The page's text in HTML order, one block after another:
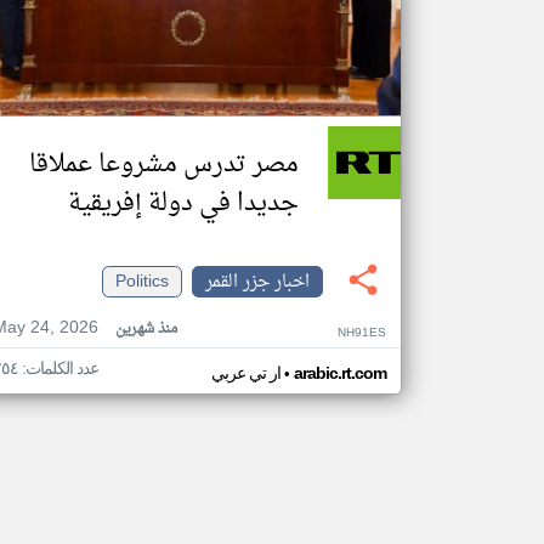
مصر تدرس مشروعا عملاقا
جديدا في دولة إفريقية
اخبار جزر القمر
Politics
24, 2026
منذ شهرين NH91ES
ار تي عربي• arabic.rt.com عدد الكلمات: ٢٥٤